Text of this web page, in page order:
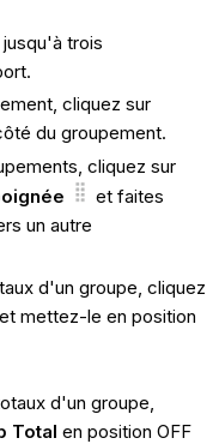
trois
cliquez sur
du groupement.
cliquez sur
et faites
un autre
d'un groupe, cliquez
et mettez-le en position
d'un groupe,
Total en position OFF